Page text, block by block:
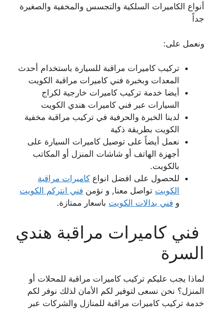
أنواع الكاميرات السلكية والتجسس والمخفية والصغيرة
جداً
ونعمل على:
تركيب كاميرات مراقبة للسيارة باستخدام أحدث
المعدات وبخبرة فني كاميرات مراقبة الكويت
أيضا خدمة تركيب كاميرات خارجية لكراج
السيارات عبر فني كاميرات هندي الكويت
لدينا الخبرة والحرفية في تركيب مراقبة مخفية
الكويت بطريقة ذكية
نعمل أيضاً على توصيل كاميرات السيارة على
أجهزة الهاتف أو شاشات المنزل أو المكاتب
بالكويت.
للحصول على افضل انواع كاميرات مراقبة
الكويت تواصل معنا, و نؤمن فني انتركم الكويت
و فني بدالات الكويت باسعار ممتازة.
فني كاميرات مراقبة هندي
السرة
لماذا يجب عليكم تركيب كاميرات مراقبة للمحلات أو
المنزل؟ نحن نسعى لتوفير لكم الأمان لذلك نوفر لكم
خدمة تركيب كاميرات مراقبة للمنازل والشركات عبر